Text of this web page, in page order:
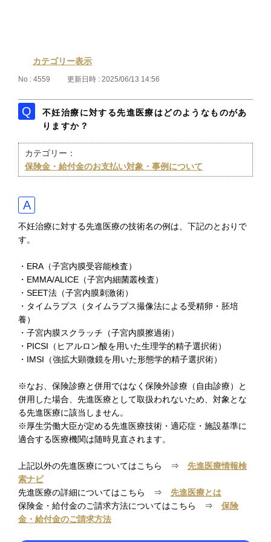
カテゴリー表示
No : 4559 更新日時 : 2025/06/13 14:56
不妊治療に対する先進医療はどのようなものがあ
りますか？
カテゴリー：
保険金・給付金のお支払い対象・事例について
不妊治療に対する先進医療の技術名の例は、下記のとおりで
す。
・ERA（子宮内膜受容能検査）
・EMMA/ALICE（子宮内細菌叢検査）
・SEET法（子宮内膜刺激術）
・タイムラプス（タイムラプス撮像法による受精卵・胚培
養）
・子宮内膜スクラッチ（子宮内膜擦過術）
・PICSI（ヒアルロン酸を用いた生理学的精子選択術）
・IMSI（強拡大顕微鏡を用いた形態学的精子選択術）
※なお、保険診療と併用ではなく保険外診療（自由診療）と
併用した場合、先進医療として取扱われないため、対象とな
る先進医療に該当しません。
※厚生労働大臣が定める先進医療技術・適応症・施設基準に
適合する医療機関は随時見直されます。
上記以外の先進医療についてはこちら ⇒ 先進医療情報検
索ナビ
先進医療の詳細についてはこちら ⇒ 先進医療とは
保険金・給付金のご請求方法についてはこちら ⇒ 保険
金・給付金のご請求方法